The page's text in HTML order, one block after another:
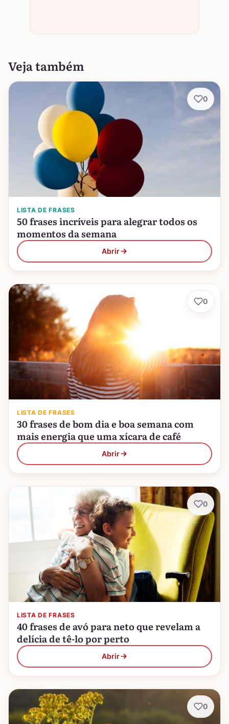
Veja também
LISTA DE FRASES
50 frases incríveis para alegrar todos os
momentos da semana
Abrir
0
LISTA DE FRASES
30 frases de bom dia e boa semana com
mais energia que uma xícara de café
Abrir
0
LISTA DE FRASES
40 frases de avó para neto que revelam a
delícia de tê-lo por perto
Abrir
0
0